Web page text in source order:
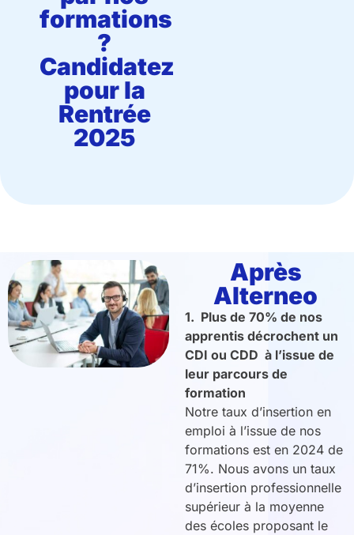
formations
?
Candidatez
pour la
Rentrée
2025
Après
Alterneo
1. Plus de 70% de nos
apprentis décrochent un
CDI ou CDD à l’issue de
leur parcours de
formation
Notre taux d’insertion en
emploi à l’issue de nos
formations est en 2024 de
71%. Nous avons un taux
d’insertion professionnelle
supérieur à la moyenne
des écoles proposant le